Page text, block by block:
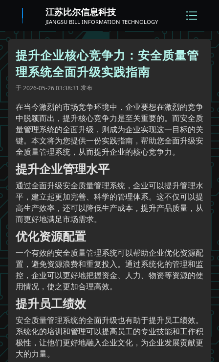
江苏比尔信息科技
JIANGSU BILL INFORMATION TECHNOLOGY
提升企业核心竞争力：安全质量管
理系统全面升级实践指南
于2026-05-26 03:38:31 发布
在当今激烈的市场竞争环境中，企业要想在激烈的竞争
中脱颖而出，提升核心竞争力是至关重要的。而安全质
量管理系统的全面升级，则成为企业实现这一目标的关
键。本文将为您提供一份实践指南，帮助您全面升级安
全质量管理系统，从而提升企业的核心竞争力。
提升企业管理水平
通过全面升级安全质量管理系统，企业可以提升管理水
平，建立起更加完善、科学的管理体系。这不仅可以提
高生产效率，还可以降低生产成本，提升产品质量，从
而更好地满足市场需求。
优化资源配置
一个有效的安全质量管理系统可以帮助企业优化资源配
置，避免资源浪费和重复投入。通过系统化的管理和监
控，企业可以更好地把握资金、人力、物资等资源的使
用情况，使之更加合理高效。
提升员工绩效
安全质量管理系统的全面升级也有助于提升员工绩效。
系统化的培训和管理可以提高员工的专业技能和工作积
极性，让他们更好地融入企业文化，为企业发展贡献更
大的力量。